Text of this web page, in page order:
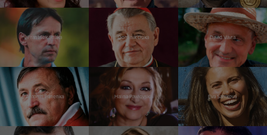
František Straka Dominik Duka David Vávra
Antonín Panenka Halina Pawlovská Eva Samková